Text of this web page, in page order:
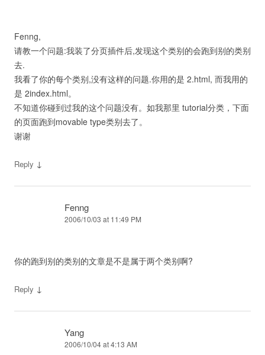
Fenng,
请教一个问题:我装了分页插件后,发现这个类别的会跑到别的类别
去.
我看了你的每个类别,没有这样的问题.你用的是 2.html, 而我用的
是 2index.html。
不知道你碰到过我的这个问题没有。如我那里 tutorial分类，下面
的页面跑到movable type类别去了。
谢谢
Reply ↓
Fenng
2006/10/03 at 11:49 PM
你的跑到别的类别的文章是不是属于两个类别啊?
Reply ↓
Yang
2006/10/04 at 4:13 AM